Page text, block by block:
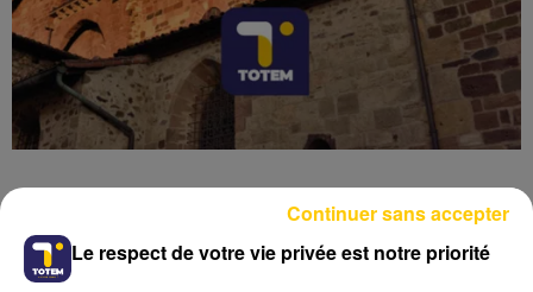
Le respect de votre vie privée est notre priorité
Continuer sans accepter